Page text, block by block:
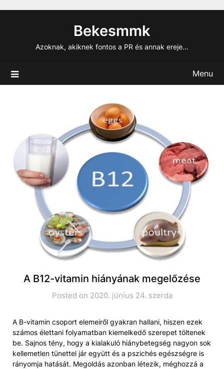
Bekesmmk
Azoknak, akiknek fontos a PR és annak ereje…
Menu
A B12-vitamin hiányának megelőzése
Posted on 2020. június 24. szerda
A B-vitamin csoport elemeiről gyakran hallani, hiszen ezek
számos élettani folyamatban kiemelkedő szerepet töltenek
be. Sajnos tény, hogy a kialakuló hiánybetegség nagyon sok
kellemetlen tünettel jár együtt és a pszichés egészségre is
rányomja hatását. Megoldás azonban létezik, méghozzá a